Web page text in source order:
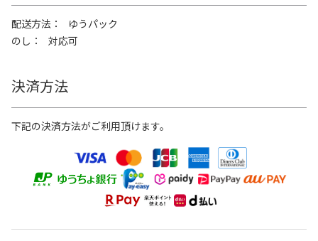
配送方法
ゆうパック
のし
対応可
決済方法
下記の決済方法がご利用頂けます。